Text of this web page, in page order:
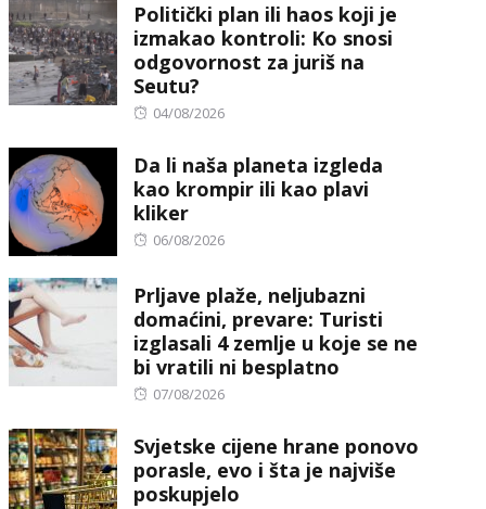
Politički plan ili haos koji je
izmakao kontroli: Ko snosi
odgovornost za juriš na
Seutu?
Posted
04/08/2026
Da li naša planeta izgleda
kao krompir ili kao plavi
kliker
Posted
06/08/2026
Prljave plaže, neljubazni
domaćini, prevare: Turisti
izglasali 4 zemlje u koje se ne
bi vratili ni besplatno
Posted
07/08/2026
Svjetske cijene hrane ponovo
porasle, evo i šta je najviše
poskupjelo